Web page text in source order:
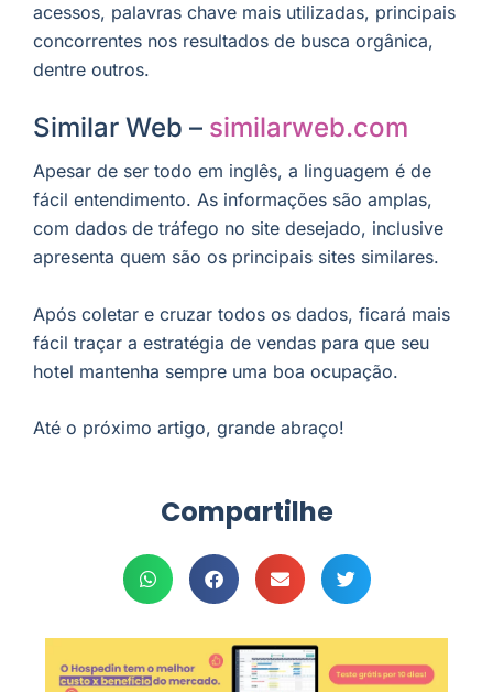
acessos, palavras chave mais utilizadas, principais
concorrentes nos resultados de busca orgânica,
dentre outros.
Similar Web – similarweb.com
Apesar de ser todo em inglês, a linguagem é de
fácil entendimento. As informações são amplas,
com dados de tráfego no site desejado, inclusive
apresenta quem são os principais sites similares.
Após coletar e cruzar todos os dados, ficará mais
fácil traçar a estratégia de vendas para que seu
hotel mantenha sempre uma boa ocupação.
Até o próximo artigo, grande abraço!
Compartilhe